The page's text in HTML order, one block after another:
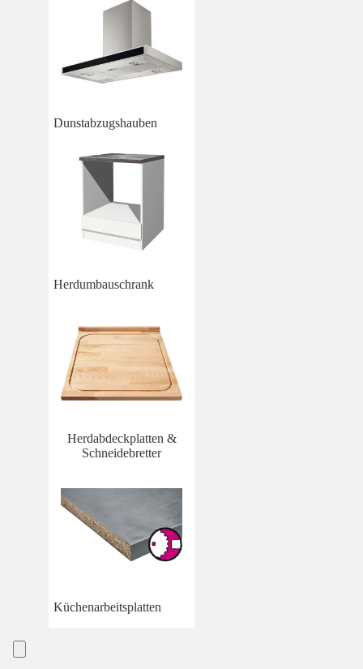
Dunstabzugshauben
Herdumbauschrank
Herdabdeckplatten &
Schneidebretter
Küchenarbeitsplatten